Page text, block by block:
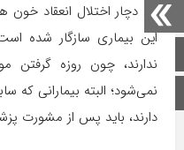
اینستاگرام
آن دچار اختلال انعقاد خون
این بیماری سازگار شده
ندارند، چون روزه گرفتن
نمی‌شود؛ البته بیمارانی که
دارند، باید پس از مشورت